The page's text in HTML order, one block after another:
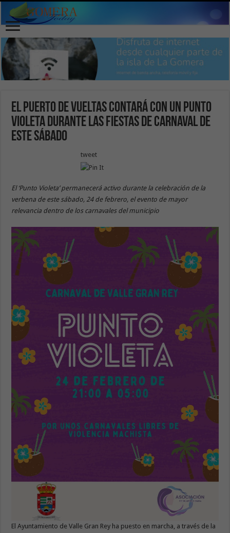
El Puerto de Vueltas contará con un Punto
Violeta durante las fiestas de Carnaval de
este sábado
tweet
El ‘Punto Violeta’ permanecerá activo durante la celebración de la
verbena de este sábado, 24 de febrero, el evento de mayor
relevancia dentro de los carnavales del municipio
El Ayuntamiento de Valle Gran Rey ha puesto en marcha, a través de la